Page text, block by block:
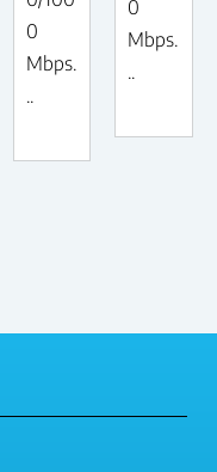
0
Mbps.
..
0
Mbps.
..